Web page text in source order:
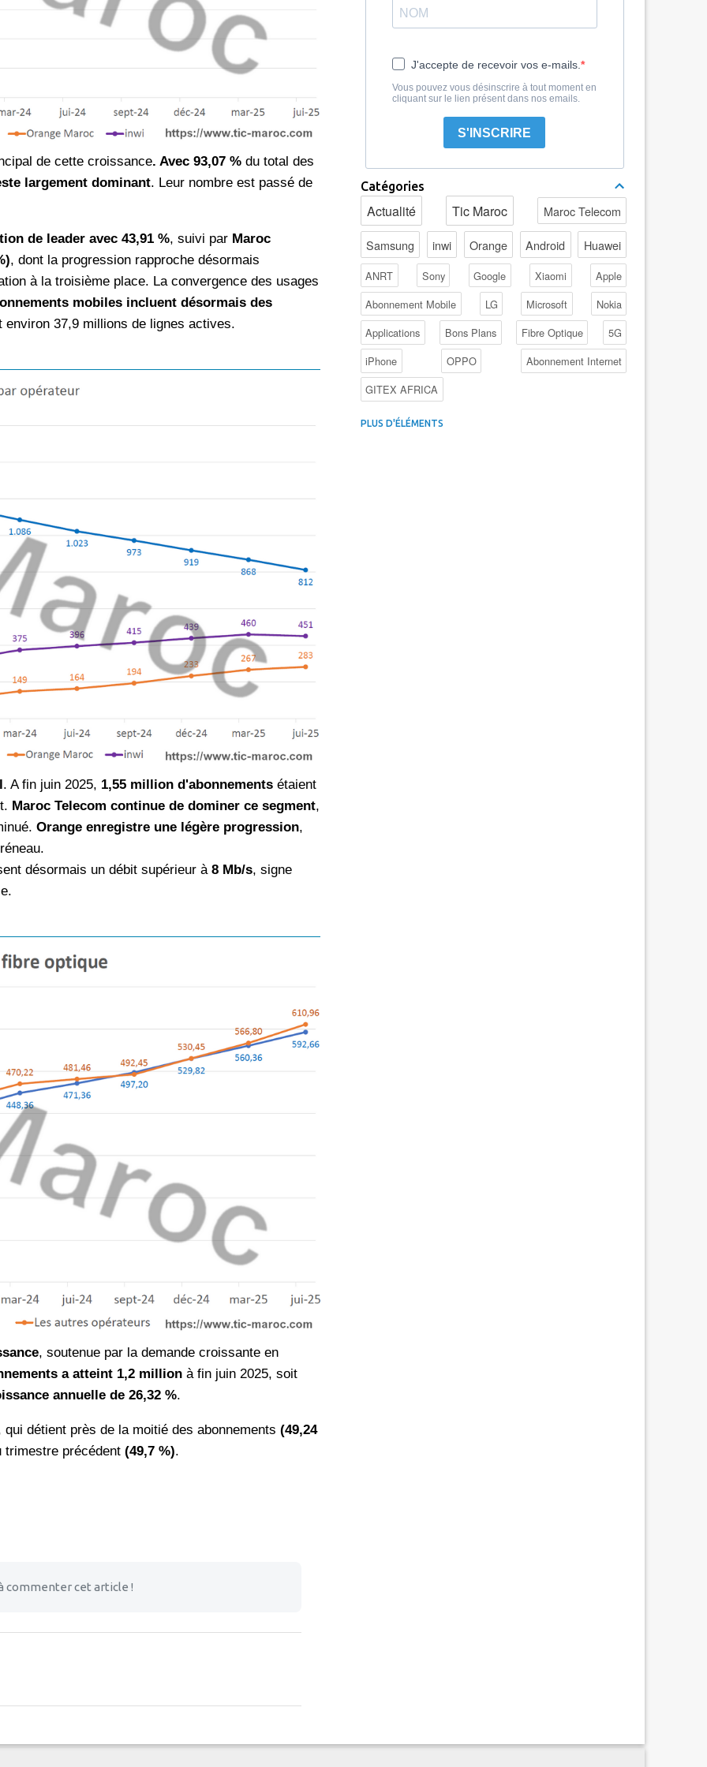
de cette croissance. Avec 93,07 %du total des
largement dominant. Leur nombre est passé de
de leader avec 43,91 %, suivi par Maroc
, dont la progression rapproche désormais
à la troisième place. La convergence des usages
mobiles incluent désormais des
environ 37,9 millions de lignes actives.
. A fin juin 2025, 1,55 million d'abonnementsétaient
Maroc Telecom continue de dominer ce segment,
Orange enregistre une légère progression,
désormais un débit supérieur à 8 Mb/s, signe
, soutenue par la demande croissante en
a atteint 1,2 millionà fin juin 2025, soit
annuelle de 26,32 %.
qui détient près de la moitié des abonnements (49,24
précédent (49,7 %).
commenter cet article !
J'accepte de recevoir vos e-mails.
Vous pouvez vous désinscrire à tout moment en
cliquant sur le lien présent dans nos emails.
S'INSCRIRE
Catégories
Actualité Tic Maroc Maroc Telecom
Samsung inwi Orange Android Huawei
ANRT Sony Google Xiaomi
Apple
Abonnement Mobile
LG Microsoft
Nokia
Applications
Bons Plans Fibre Optique
5G
iPhone
OPPO
Abonnement Internet
GITEX AFRICA
4G au Maroc
PLUS D'ÉLÉMENTS